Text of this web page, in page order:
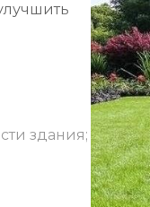
здания;